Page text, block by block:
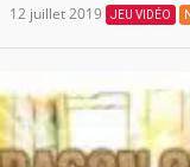
12 juillet 2019 JEU VIDÉO